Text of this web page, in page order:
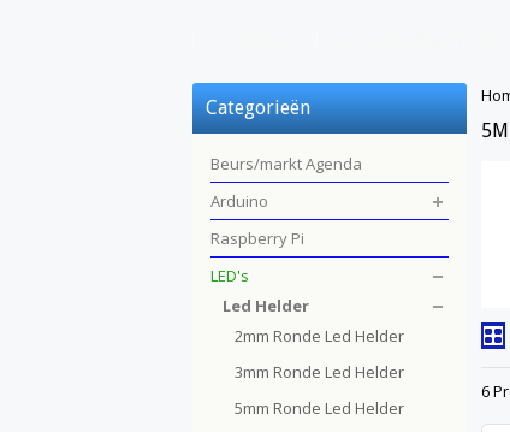
6
Categorieën
Beurs/markt Agenda
Arduino
Raspberry Pi
LED's
Led Helder
2mm Ronde Led Helder
3mm Ronde Led Helder
5mm Ronde Led Helder